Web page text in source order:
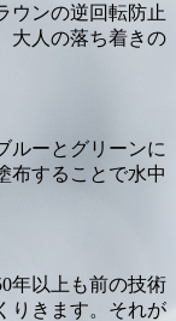
ウンの逆回転防止
大人の落ち着きの
ルーとグリーンに
布することで水中
年以上も前の技術
りきます。それが